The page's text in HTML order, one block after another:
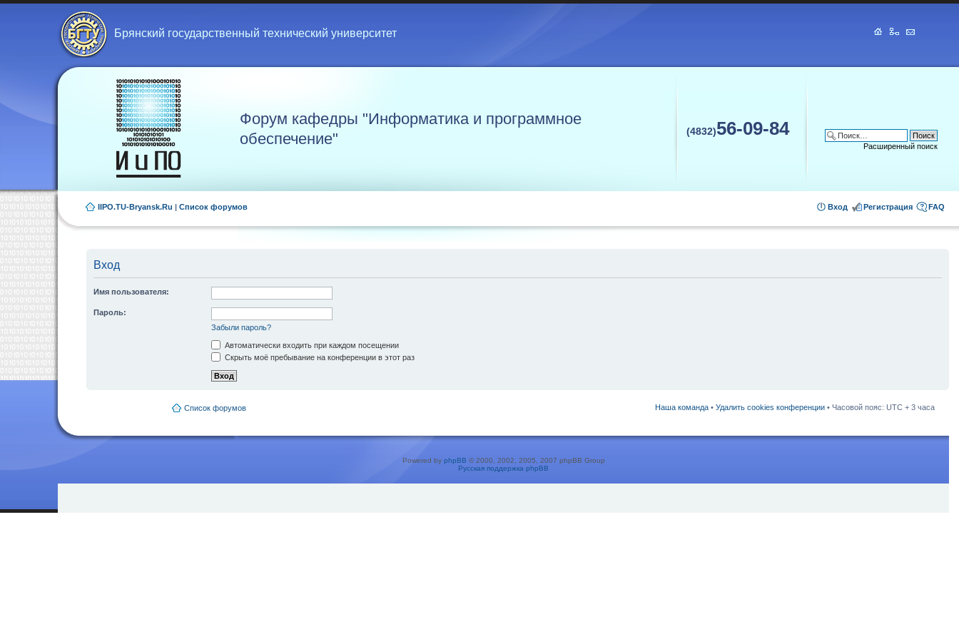
Брянский государственный технический университет
Форум кафедры "Информатика и программное
обеспечение"
(4832)56-09-84
Расширенный поиск
IIPO.TU-Bryansk.Ru | Список форумов FAQ
Регистрация
Вход
Вход
Имя пользователя:
Пароль:
Забыли пароль?
Автоматически входить при каждом посещении
Скрыть моё пребывание на конференции в этот раз
Список форумов Наша команда • Удалить cookies конференции • Часовой пояс: UTC + 3 часа
Powered by phpBB © 2000, 2002, 2005, 2007 phpBB Group
Русская поддержка phpBB